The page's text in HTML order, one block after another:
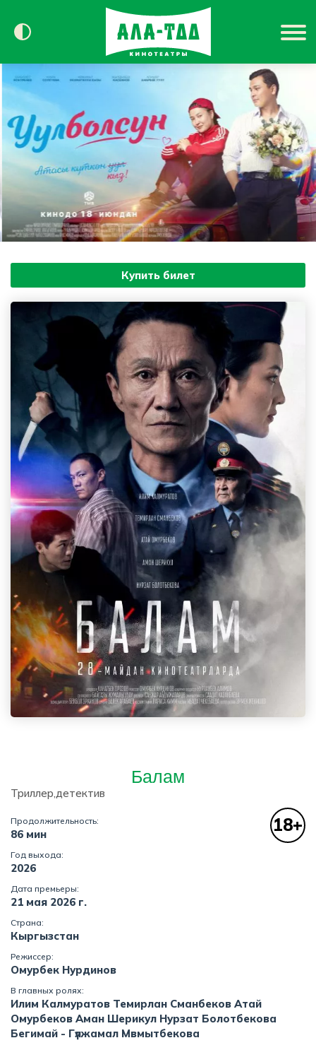
Сегодня в кино
Расписание
Контакты
Купить билет
Балам
Триллер,детектив
18+
Продолжительность:
86 мин
Год выхода:
2026
Дата премьеры:
21 мая 2026 г.
Страна:
Кыргызстан
Режиссер:
Омурбек Нурдинов
В главных ролях:
Илим Калмуратов Темирлан Сманбеков Атай
Омурбеков Аман Шерикул Нурзат Болотбекова
Бегимай - Гүлжамал Мвмытбекова